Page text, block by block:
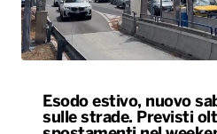
Esodo estivo, nuovo
sulle strade. Previsti